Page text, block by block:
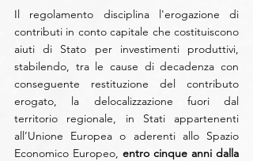
Il regolamento disciplina l'erogazione di
contributi in conto capitale che costituiscono
aiuti di Stato per investimenti produttivi,
stabilendo, tra le cause di decadenza con
conseguente restituzione del contributo
erogato, la delocalizzazione fuori dal
territorio regionale, in Stati appartenenti
all’Unione Europea o aderenti allo Spazio
Economico Europeo, entro cinque anni dalla